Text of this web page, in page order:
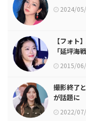
2024/
【フォト
「延坪海
2015/
撮影終了
が話題に
2022/